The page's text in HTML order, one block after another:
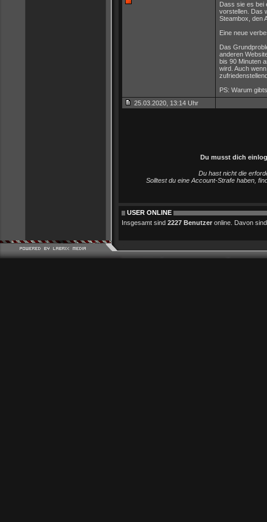
Dass sie es bei
vorstellen. Das
Steambox, den
Eine neue
Das
anderen
bis 90 Minuten
wird. Auch
PS: Warum
25.03.2020, 13:14 Uhr
Du musst dich
Du hast nicht die
Solltest du eine Account-Strafe haben,
USER ONLINE
Insgesamt sind 2227 Benutzer online. Davon